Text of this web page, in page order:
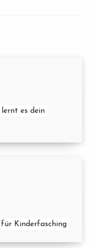
es dein
für Kinderfasching